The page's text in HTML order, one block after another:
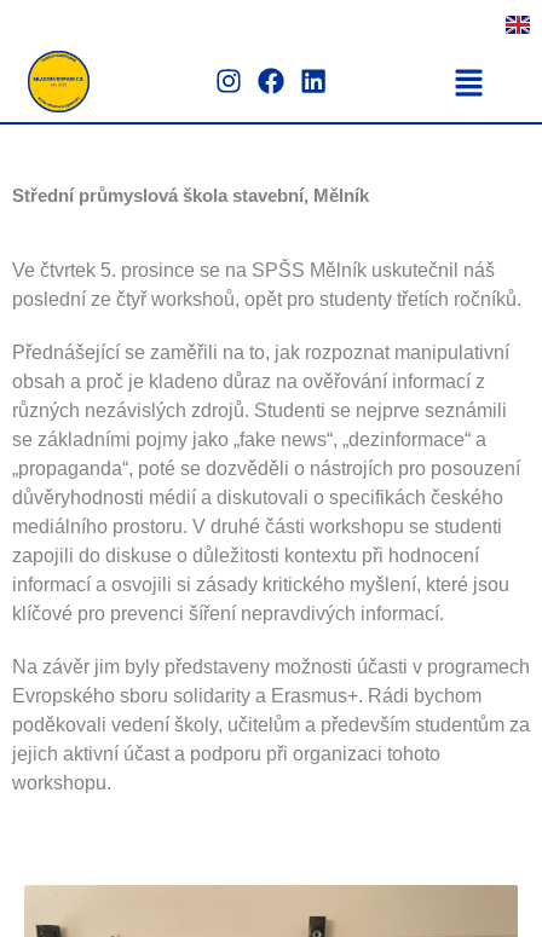
obsah
I
n
s
a
g
a
m
F
a
c
b
o
k
L
i
n
e
d
n
Menu
Střední průmyslová škola stavební, Mělník
Ve čtvrtek 5. prosince se na SPŠS Mělník uskutečnil náš
poslední ze čtyř workshoů, opět pro studenty třetích ročníků.
Přednášející se zaměřili na to, jak rozpoznat manipulativní
obsah a proč je kladeno důraz na ověřování informací z
různých nezávislých zdrojů. Studenti se nejprve seznámili
se základními pojmy jako „fake news“, „dezinformace“ a
„propaganda“, poté se dozvěděli o nástrojích pro posouzení
důvěryhodnosti médií a diskutovali o specifikách českého
mediálního prostoru. V druhé části workshopu se studenti
zapojili do diskuse o důležitosti kontextu při hodnocení
informací a osvojili si zásady kritického myšlení, které jsou
klíčové pro prevenci šíření nepravdivých informací.
Na závěr jim byly představeny možnosti účasti v programech
Evropského sboru solidarity a Erasmus+. Rádi bychom
poděkovali vedení školy, učitelům a především studentům za
jejich aktivní účast a podporu při organizaci tohoto
workshopu.